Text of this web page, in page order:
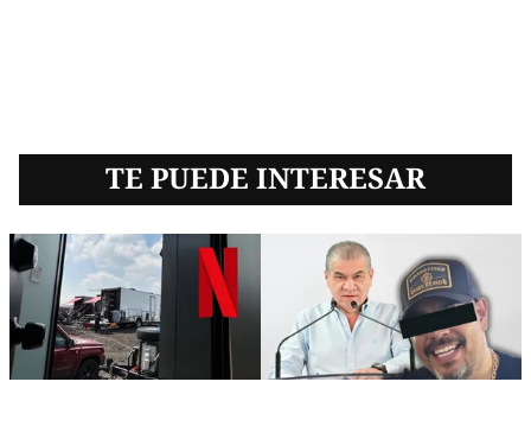
TE PUEDE INTERESAR